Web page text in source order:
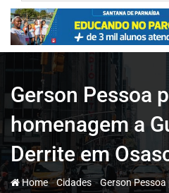
Gerson Pessoa
homenagem a
Derrite em
Home-Cidades-Gerson